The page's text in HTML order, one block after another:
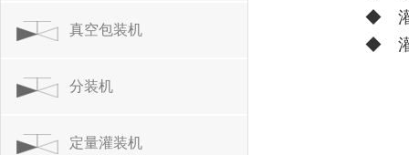
◆ 灌
◆ 灌
真空包装机
分装机
定量灌装机